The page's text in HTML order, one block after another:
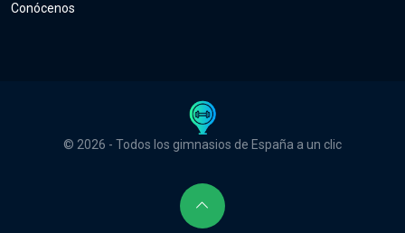
Conócenos
© 2026 - Todos los gimnasios de España a un clic